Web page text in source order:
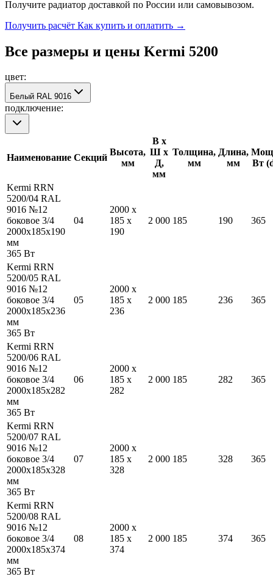
Получите радиатор доставкой по России или самовывозом.
Получить расчёт Как купить и оплатить →
Все размеры и цены Kermi 5200
цвет:
Белый RAL 9016
подключение:
Наименование Секций
Высота,
мм
В х
Ш х
Д,
мм
Толщина,
мм
Длина,
мм
Вт
Kermi RRN
5200/04 RAL
9016 №12
боковое 3/4
2000x185x190
мм
365 Вт
04
2000 x
185 x
190
2 000 185 190 365
Kermi RRN
5200/05 RAL
9016 №12
боковое 3/4
2000x185x236
мм
365 Вт
05
2000 x
185 x
236
2 000 185 236 365
Kermi RRN
5200/06 RAL
9016 №12
боковое 3/4
2000x185x282
мм
365 Вт
06
2000 x
185 x
282
2 000 185 282 365
Kermi RRN
5200/07 RAL
9016 №12
боковое 3/4
2000x185x328
мм
365 Вт
07
2000 x
185 x
328
2 000 185 328 365
Kermi RRN
5200/08 RAL
9016 №12
боковое 3/4
2000x185x374
мм
365 Вт
08
2000 x
185 x
374
2 000 185 374 365